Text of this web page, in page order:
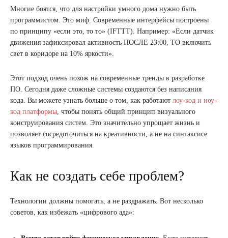
Многие боятся, что для настройки умного дома нужно быть
программистом. Это миф. Современные интерфейсы построены
по принципу «если это, то то» (IFTTT). Например: «Если датчик
движения зафиксировал активность ПОСЛЕ 23:00, ТО включить
свет в коридоре на 10% яркости».
Этот подход очень похож на современные тренды в разработке
ПО. Сегодня даже сложные системы создаются без написания
кода. Вы можете узнать больше о том, как работают лоу-код и ноу-
код платформы , чтобы понять общий принцип визуального
конструирования систем. Это значительно упрощает жизнь и
позволяет сосредоточиться на креативности, а не на синтаксисе
языков программирования.
Как не создать себе проблем?
Технологии должны помогать, а не раздражать. Вот несколько
советов, как избежать «цифрового ада»: